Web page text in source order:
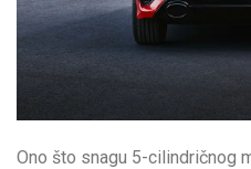
Ono što snagu 5-cilindričnog